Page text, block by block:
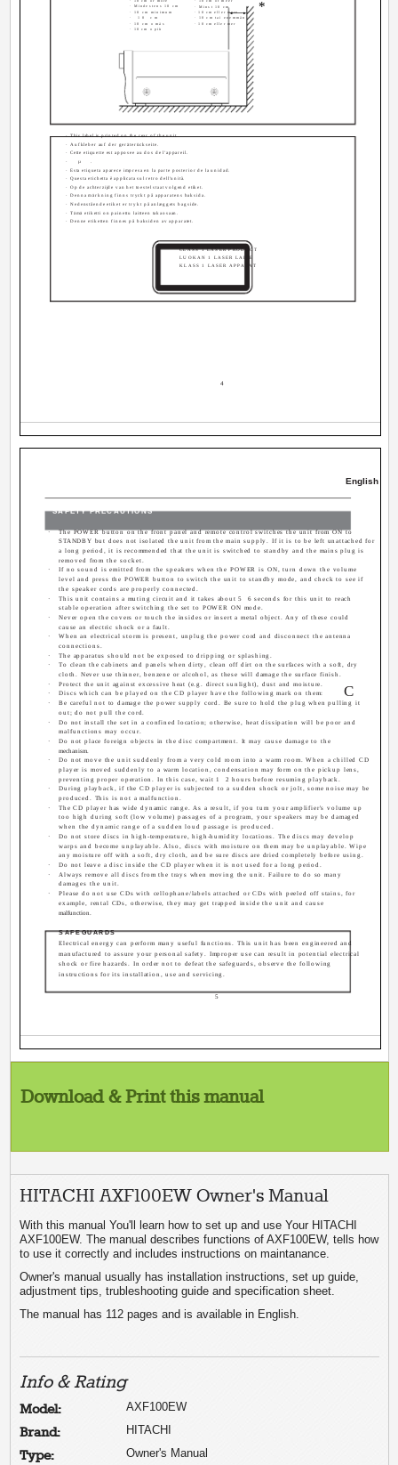
4
*
· This label is printed on the rear of the unit.
· Aufkleber auf der geräterückseite.
· Cette etiquette est apposee au dos de l'appareil.
· µ .
· Esta etiqueta aparece impresa en la parte posterior de la unidad.
· Questa etichetta è applicata sul retro dell'unità.
· Op de achterzijde van het toestel staat volgend etiket.
· Denna märkning finns tryckt på apparatens baksida.
· Nedenstående etiket er trykt på anlæggets bagside.
· Tämä etiketti on painettu laitteen takaosaan.
· Denne etiketten finnes på baksiden av apparatet.
CLASS 1 LASER PRODUCT
LUOKAN 1 LASER LAITE
KLASS 1 LASER APPARAT
· Minst 10 cm
· 10 cm eller mere
· 10 cm tai enemmän
· 10 cm eller mer
· Mindestens 10 cm
· 10 cm minimum
· 10 cm
· 10 cm o más
· 10 cm o più
5
SAFETY PRECAUTIONS
·
The POWER button on the front panel and remote control switches the unit from ON to
STANDBY but does not isolated the unit from the main supply. If it is to be left unattached for
a long period, it is recommended that the unit is switched to standby and the mains plug is
removed from the socket.
·
If no sound is emitted from the speakers when the POWER is ON, turn down the volume
level and press the POWER button to switch the unit to standby mode, and check to see if
the speaker cords are properly connected.
·
This unit contains a muting circuit and it takes about 5 ­ 6 seconds for this unit to reach
stable operation after switching the set to POWER ON mode.
·
Never open the covers or touch the insides or insert a metal object. Any of these could
cause an electric shock or a fault.
·
When an electrical storm is present, unplug the power cord and disconnect the antenna
connections.
·
The apparatus should not be exposed to dripping or splashing.
·
To clean the cabinets and panels when dirty, clean off dirt on the surfaces with a soft, dry
cloth. Never use thinner, benzene or alcohol, as these will damage the surface finish.
·
Protect the unit against excessive heat (e.g. direct sunlight), dust and moisture.
·
Discs which can be played on the CD player have the following mark on them:
·
Be careful not to damage the power supply cord. Be sure to hold the plug when pulling it
out; do not pull the cord.
·
Do not install the set in a confined location; otherwise, heat dissipation will be poor and
malfunctions may occur.
·
Do not place foreign objects in the disc compartment. It may cause damage to the
mechanism.
·
Do not move the unit suddenly from a very cold room into a warm room. When a chilled CD
player is moved suddenly to a warm location, condensation may form on the pickup lens,
preventing proper operation. In this case, wait 1 ­ 2 hours before resuming playback.
·
During playback, if the CD player is subjected to a sudden shock or jolt, some noise may be
produced. This is not a malfunction.
·
The CD player has wide dynamic range. As a result, if you turn your amplifier's volume up
too high during soft (low volume) passages of a program, your speakers may be damaged
when the dynamic range of a sudden loud passage is produced.
·
Do not store discs in high-temperature, high-humidity locations. The discs may develop
warps and become unplayable. Also, discs with moisture on them may be unplayable. Wipe
any moisture off with a soft, dry cloth, and be sure discs are dried completely before using.
·
Do not leave a disc inside the CD player when it is not used for a long period.
·
Always remove all discs from the trays when moving the unit. Failure to do so many
damages the unit.
·
Please do not use CDs with cellophane/labels attached or CDs with peeled off stains, for
example, rental CDs, otherwise, they may get trapped inside the unit and cause
malfunction.
SAFEGUARDS
Electrical energy can perform many useful functions. This unit has been engineered and
manufactured to assure your personal safety. Improper use can result in potential electrical
shock or fire hazards. In order not to defeat the safeguards, observe the following
instructions for its installation, use and servicing.
C
English
Download & Print this manual
HITACHI AXF100EW Owner's Manual
With this manual You'll learn how to set up and use Your HITACHI
AXF100EW. The manual describes functions of AXF100EW, tells how
to use it correctly and includes instructions on maintanance.
Owner's manual usually has installation instructions, set up guide,
adjustment tips, trubleshooting guide and specification sheet.
The manual has 112 pages and is available in English.
Info & Rating
Model: AXF100EW
Brand: HITACHI
Type: Owner's Manual